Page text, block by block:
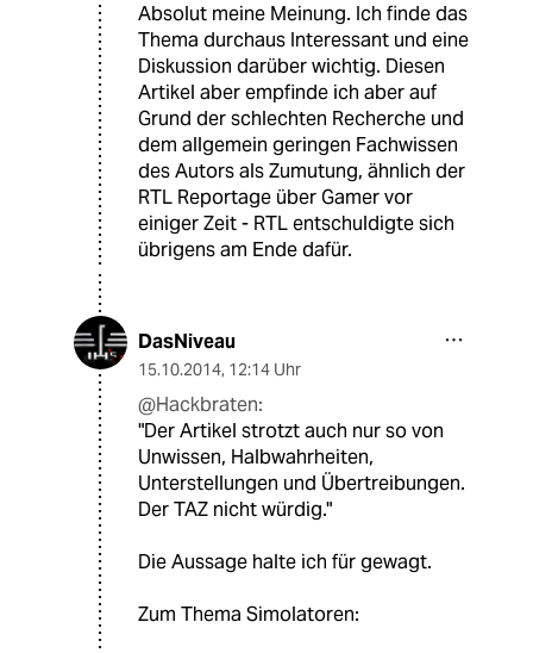
Absolut meine Meinung. Ich finde das
Thema durchaus Interessant und eine
Diskussion darüber wichtig. Diesen
Artikel aber empfinde ich aber auf
Grund der schlechten Recherche und
dem allgemein geringen Fachwissen
des Autors als Zumutung, ähnlich der
RTL Reportage über Gamer vor
einiger Zeit - RTL entschuldigte sich
übrigens am Ende dafür.
DasNiveau
15.10.2014, 12:14 Uhr
@Hackbraten:
"Der Artikel strotzt auch nur so von
Unwissen, Halbwahrheiten,
Unterstellungen und Übertreibungen.
Der TAZ nicht würdig."
Die Aussage halte ich für gewagt.
Zum Thema Simolatoren: